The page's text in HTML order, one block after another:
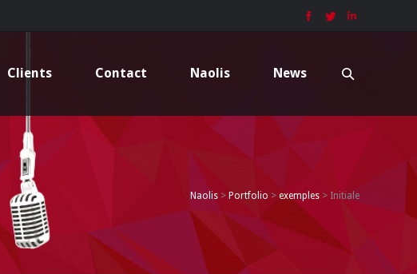
Clients Contact Naolis News
Naolis > Portfolio > exemples > Initiale